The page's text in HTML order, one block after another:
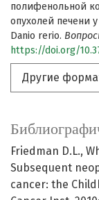
полифенольной
опухолей печени
Danio rerio.
https://doi.org/
Другие
Friedman D.L.,
Subsequent
cancer: the